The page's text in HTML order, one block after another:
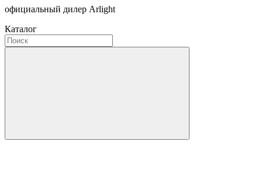
официальный дилер Arlight
Каталог